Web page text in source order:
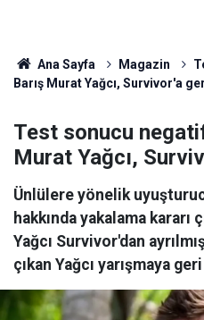
Ana Sayfa Magazin
Barış Murat Yağcı, Survivor'a
Test sonucu negatif
Murat Yağcı,
Ünlülere yönelik
hakkında yakalama kararı
Yağcı Survivor'dan
çıkan Yağcı yarışmaya